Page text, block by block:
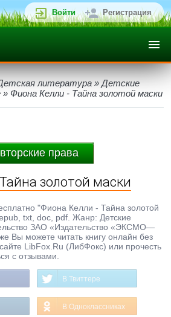
Войти Регистрация
литература » Детские
» Фиона Келли - Тайна золотой маски
права
золотой маски
"Фиона Келли - Тайна золотой
txt, doc, pdf. Жанр: Детские
ЗАО «Издательство «ЭКСМО—
Вы можете читать книгу онлайн без
LibFox.Ru (ЛибФокс) или прочесть
с отзывами.
В Твиттере
В Одноклассниках